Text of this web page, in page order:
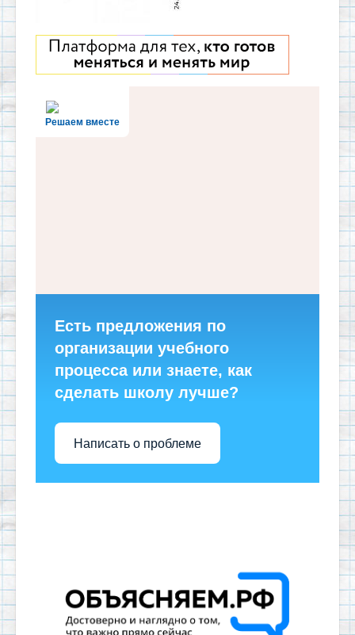
Решаем вместе
Есть предложения по
организации учебного
процесса или знаете, как
сделать школу лучше?
Написать о проблеме